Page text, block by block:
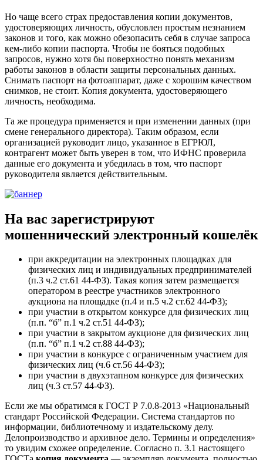
Но чаще всего страх предоставления копии документов,
удостоверяющих личность, обусловлен простым незнанием
законов и того, как можно обезопасить себя в случае запроса
кем-либо копии паспорта. Чтобы не бояться подобных
запросов, нужно хотя бы поверхностно понять механизм
работы законов в области защиты персональных данных.
Снимать паспорт на фотоаппарат, даже с хорошим качеством
снимков, не стоит. Копия документа, удостоверяющего
личность, необходима.
Та же процедура применяется и при изменении данных (при
смене генерального директора). Таким образом, если
организацией руководит лицо, указанное в ЕГРЮЛ,
контрагент может быть уверен в том, что ИФНС проверила
данные его документа и убедилась в том, что паспорт
руководителя является действительным.
На вас зарегистрируют
мошеннический электронный кошелёк
при аккредитации на электронных площадках для
физических лиц и индивидуальных предпринимателей
(п.3 ч.2 ст.61 44-ФЗ). Такая копия затем размещается
оператором в реестре участников электронного
аукциона на площадке (п.4 и п.5 ч.2 ст.62 44-ФЗ);
при участии в открытом конкурсе для физических лиц
(п.п. “б” п.1 ч.2 ст.51 44-ФЗ);
при участии в закрытом аукционе для физических лиц
(п.п. “б” п.1 ч.2 ст.88 44-ФЗ);
при участии в конкурсе с ограниченным участием для
физических лиц (ч.6 ст.56 44-ФЗ);
при участии в двухэтапном конкурсе для физических
лиц (ч.3 ст.57 44-ФЗ).
Если же мы обратимся к ГОСТ Р 7.0.8-2013 «Национальный
стандарт Российской Федерации. Система стандартов по
информации, библиотечному и издательскому делу.
Делопроизводство и архивное дело. Термины и определения»
то увидим схожее определение. Согласно п. 3.1 настоящего